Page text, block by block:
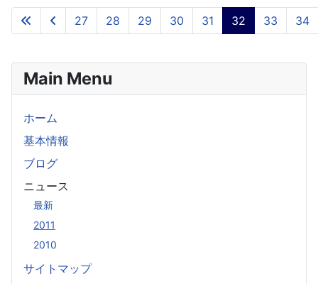
Main Menu
ホーム
基本情報
ブログ
ニュース
最新
2011
2010
サイトマップ
27 28 29 30 31 32 33 34